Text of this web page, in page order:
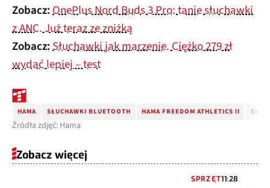
Zobacz:OnePlus Nord Buds 3 Pro: tanie słuchawki
z ANC. Już teraz ze zniżką
Zobacz:Słuchawki jak marzenie. Ciężko 279 zł
wydać lepiej – test
HAMA SŁUCHAWKI BLUETOOTH HAMA FREEDOM ATHLETICS II
Źródła zdjęć: Hama
Zobacz więcej
SPRZĘT11:28